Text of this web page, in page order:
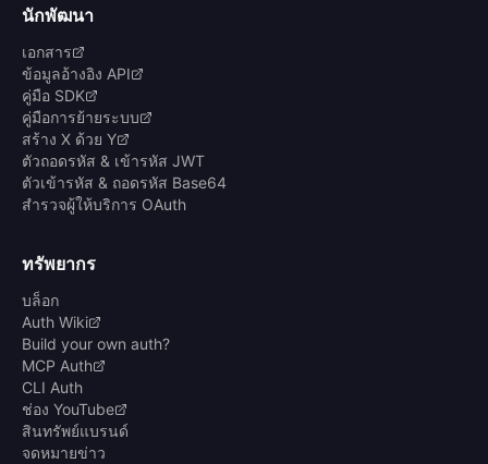
นักพัฒนา
เอกสาร
ข้อมูลอ้างอิง API
คู่มือ SDK
คู่มือการย้ายระบบ
สร้าง X ด้วย Y
ตัวถอดรหัส & เข้ารหัส JWT
ตัวเข้ารหัส & ถอดรหัส Base64
สำรวจผู้ให้บริการ OAuth
ทรัพยากร
บล็อก
Auth Wiki
Build your own auth?
MCP Auth
CLI Auth
ช่อง YouTube
สินทรัพย์แบรนด์
จดหมายข่าว